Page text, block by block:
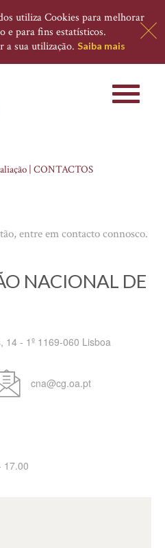
utiliza Cookies para melhorar
e para fins estatísticos.
a sua utilização. Saiba mais
Toggle
| CONTACTOS
entre em contacto connosco.
NACIONAL DE
14 - 1º 1169-060 Lisboa
cna@cg.oa.pt
17.00